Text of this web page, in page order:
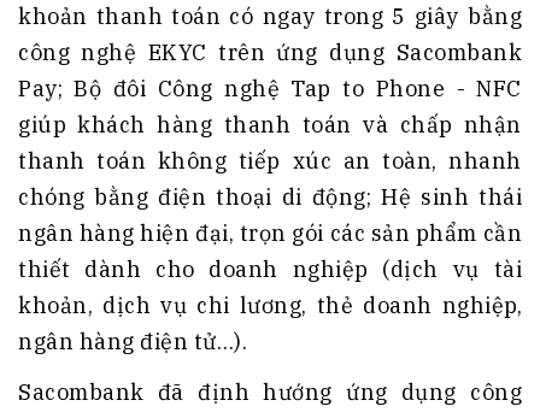
khoản thanh toán có ngay trong 5 giây bằng
công nghệ EKYC trên ứng dụng Sacombank
Pay; Bộ đôi Công nghệ Tap to Phone - NFC
giúp khách hàng thanh toán và chấp nhận
thanh toán không tiếp xúc an toàn, nhanh
chóng bằng điện thoại di động; Hệ sinh thái
ngân hàng hiện đại, trọn gói các sản phẩm cần
thiết dành cho doanh nghiệp (dịch vụ tài
khoản, dịch vụ chi lương, thẻ doanh nghiệp,
ngân hàng điện tử…).
Sacombank đã định hướng ứng dụng công